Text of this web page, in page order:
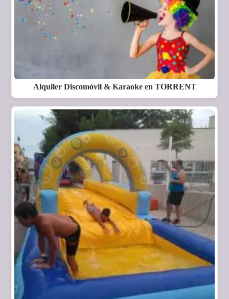
Alquiler Discomóvil & Karaoke en TORRENT